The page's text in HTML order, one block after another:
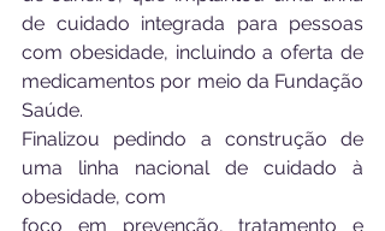
de cuidado integrada para pessoas
com obesidade, incluindo a oferta de
medicamentos por meio da Fundação
Saúde.
Finalizou pedindo a construção de
uma linha nacional de cuidado à
obesidade, com
foco em prevenção, tratamento e